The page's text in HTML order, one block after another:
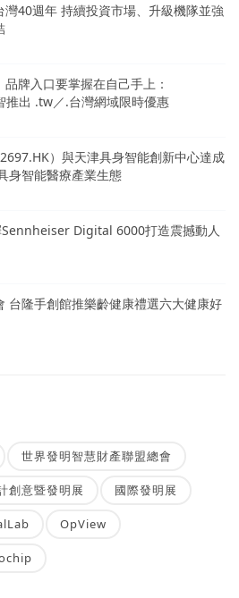
灣40週年 持續投資市場、升級機隊並強
牌入口要掌握在自己手上：
推出 .tw／.台灣網域限時優惠
）與天津具身智能創新中心達成
身智能醫療產業生態
Digital 6000打造震撼動人
台隆手創館推樂齡健康禮選六大健康好
世界發明智慧財產聯盟總會
創意暨發明展 國際發明展
OpView